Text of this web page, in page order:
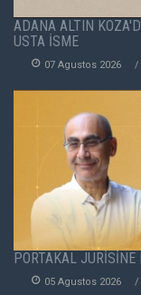
ADANA ALTIN
USTA İSME
07 Agustos 2026
PORTAKAL
05 Agustos 2026